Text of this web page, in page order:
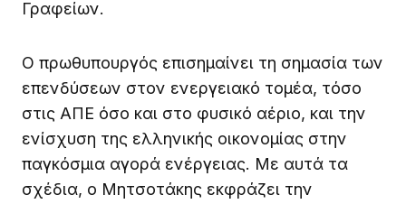
Γραφείων.
Ο πρωθυπουργός επισημαίνει τη σημασία των
επενδύσεων στον ενεργειακό τομέα, τόσο
στις ΑΠΕ όσο και στο φυσικό αέριο, και την
ενίσχυση της ελληνικής οικονομίας στην
παγκόσμια αγορά ενέργειας. Με αυτά τα
σχέδια, ο Μητσοτάκης εκφράζει την